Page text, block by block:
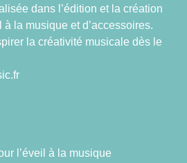
dans l’édition et la création
à la musique et d’accessoires.
la créativité musicale dès le
l’éveil à la musique